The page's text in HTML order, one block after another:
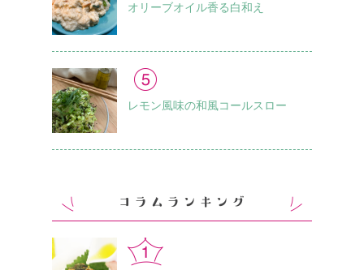
オリーブオイル香る白和え
レモン風味の和風コールスロー